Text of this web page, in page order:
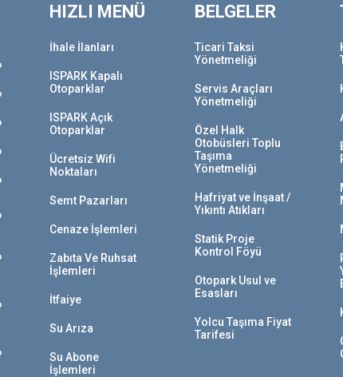
HIZLI MENÜ
İhale İlanları
ISPARK Kapalı
Otoparklar
ISPARK Açık
Otoparklar
Ücretsiz Wifi
Noktaları
Semt Pazarları
Cenaze İşlemleri
Zabıta Ve Ruhsat
İşlemleri
İtfaiye
Su Arıza
Su Abone
İşlemleri
BELGELER
Ticari Taksi
Yönetmeliği
Servis Araçları
Yönetmeliği
Özel Halk
Otobüsleri Toplu
Taşıma
Yönetmeliği
Hafriyat ve İnşaat /
Yıkıntı Atıkları
Statik Proje
Kontrol Föyü
Otopark Usul ve
Esasları
Yolcu Taşıma Fiyat
Tarifesi